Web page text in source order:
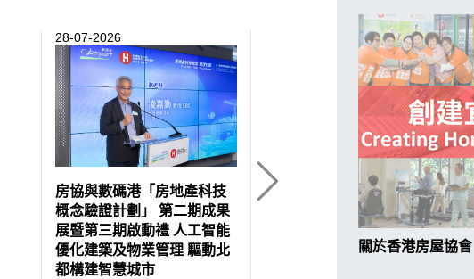
網頁
28-07-2026
房協與數碼港「房地產科技
概念驗證計劃」 第二期成果
展暨第三期啟動禮 人工智能
優化建築及物業管理 驅動北
都構建智慧城市
房協榮獲優質建築大獎2026
三獎項 以人為本結合智慧創
新 構建可持續共融社區
香港房屋協會（房協）近日於
建築業界盛事「優質建築大獎
關於香港房屋協會